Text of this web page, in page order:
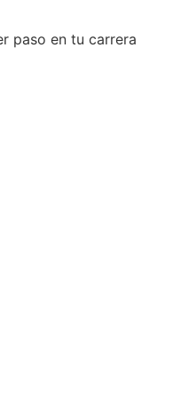
paso en tu carrera